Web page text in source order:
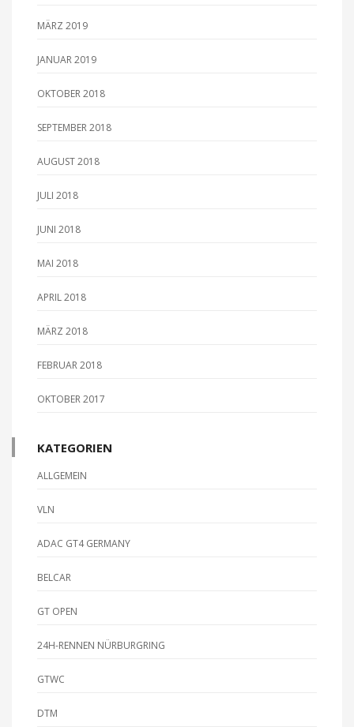
MÄRZ 2019
JANUAR 2019
OKTOBER 2018
SEPTEMBER 2018
AUGUST 2018
JULI 2018
JUNI 2018
MAI 2018
APRIL 2018
MÄRZ 2018
FEBRUAR 2018
OKTOBER 2017
KATEGORIEN
ALLGEMEIN
VLN
ADAC GT4 GERMANY
BELCAR
GT OPEN
24H-RENNEN NÜRBURGRING
GTWC
DTM